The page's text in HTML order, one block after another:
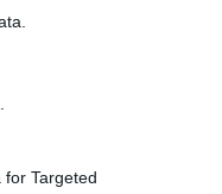
Targeted